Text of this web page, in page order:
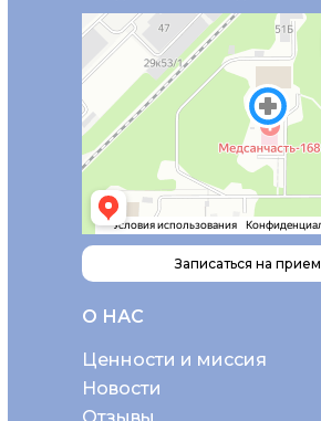
О НАС
Ценности и миссия
Новости
Отзывы
Записаться на прием